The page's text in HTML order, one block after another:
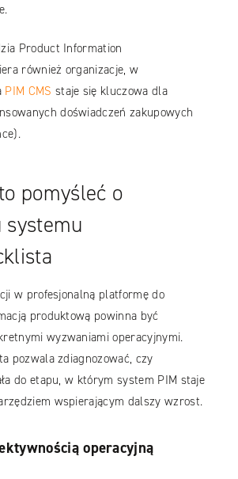
Product Information
również organizacje, w
PIM CMS staje się kluczowa dla
doświadczeń zakupowych
pomyśleć o
w profesjonalną platformę do
produktową powinna być
wyzwaniami operacyjnymi.
pozwala zdiagnozować, czy
do etapu, w którym system PIM staje
wspierającym dalszy wzrost.
operacyjną